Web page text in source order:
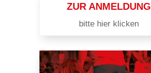
ZUR ANMELDUNG
bitte hier klicken